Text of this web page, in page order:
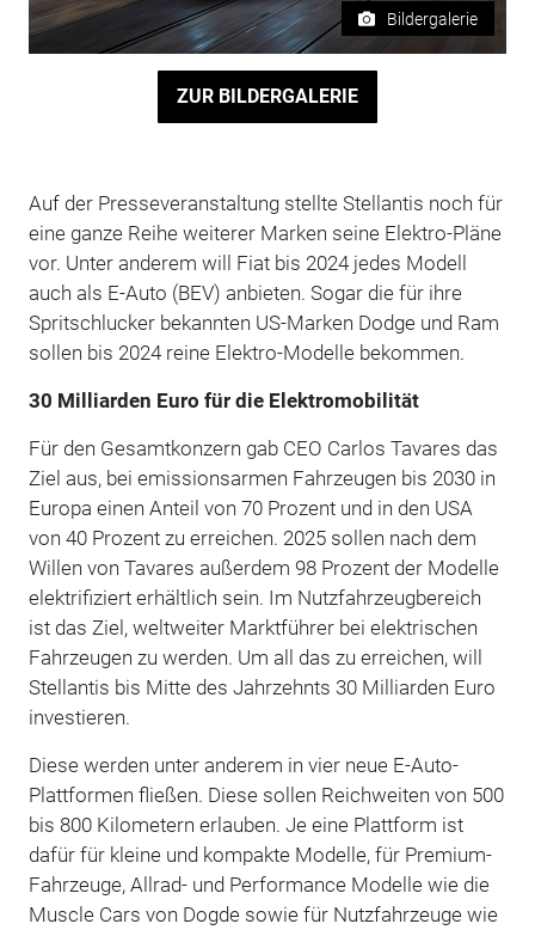
Bildergalerie
ZUR BILDERGALERIE
Auf der Presseveranstaltung stellte Stellantis noch für
eine ganze Reihe weiterer Marken seine Elektro-Pläne
vor. Unter anderem will Fiat bis 2024 jedes Modell
auch als E-Auto (BEV) anbieten. Sogar die für ihre
Spritschlucker bekannten US-Marken Dodge und Ram
sollen bis 2024 reine Elektro-Modelle bekommen.
30 Milliarden Euro für die Elektromobilität
Für den Gesamtkonzern gab CEO Carlos Tavares das
Ziel aus, bei emissionsarmen Fahrzeugen bis 2030 in
Europa einen Anteil von 70 Prozent und in den USA
von 40 Prozent zu erreichen. 2025 sollen nach dem
Willen von Tavares außerdem 98 Prozent der Modelle
elektrifiziert erhältlich sein. Im Nutzfahrzeugbereich
ist das Ziel, weltweiter Marktführer bei elektrischen
Fahrzeugen zu werden. Um all das zu erreichen, will
Stellantis bis Mitte des Jahrzehnts 30 Milliarden Euro
investieren.
Diese werden unter anderem in vier neue E-Auto-
Plattformen fließen. Diese sollen Reichweiten von 500
bis 800 Kilometern erlauben. Je eine Plattform ist
dafür für kleine und kompakte Modelle, für Premium-
Fahrzeuge, Allrad- und Performance Modelle wie die
Muscle Cars von Dogde sowie für Nutzfahrzeuge wie